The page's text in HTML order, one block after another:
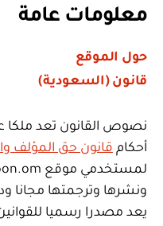
معلومات عامة
حول الموقع
قانون (السعودية)
نصوص القانون تعد
أحكام قانون حق المؤلف
يعد مصدرا رسميا